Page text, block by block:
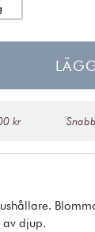
kr
av djup.